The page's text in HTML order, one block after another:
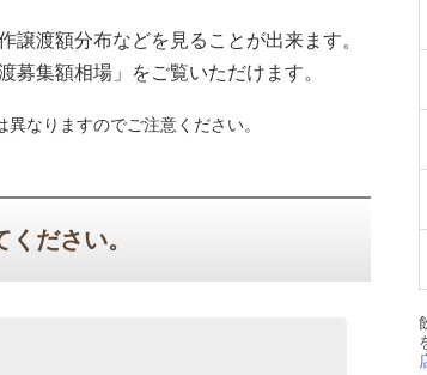
渡額分布などを見ることが出来ます。
募集額相場」をご覧いただけます。
なりますのでご注意ください。
ださい。